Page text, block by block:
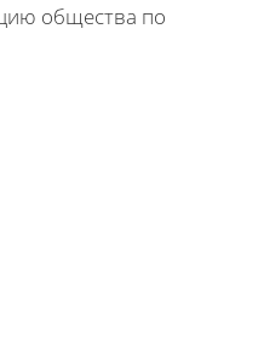
общества по